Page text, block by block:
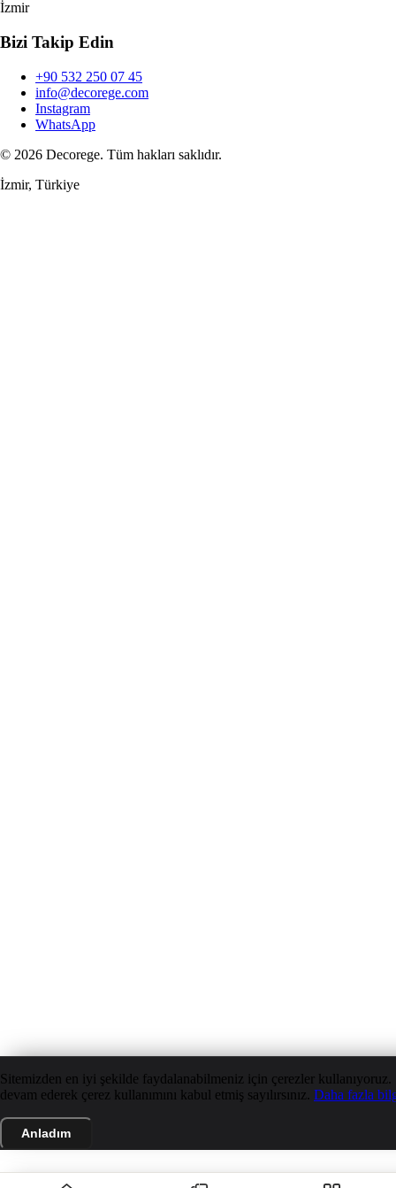
İzmir
Bizi Takip Edin
+90 532 250 07 45
info@decorege.com
Instagram
WhatsApp
© 2026 Decorege. Tüm hakları saklıdır.
İzmir, Türkiye
Sitemizden en iyi şekilde faydalanabilmeniz için çerezler
devam ederek çerez kullanımını kabul etmiş sayılırsınız. Daha fazla
Anladım